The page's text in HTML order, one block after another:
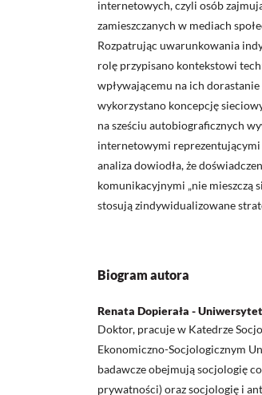
internetowych, czyli osób
zamieszczanych w mediach
Rozpatrując uwarunkowania
rolę przypisano kontekstowi
wpływającemu na ich
wykorzystano koncepcję
na sześciu autobiograficznych
internetowymi reprezentującymi
analiza dowiodła, że
komunikacyjnymi „nie mieszczą
stosują zindywidualizowane
Biogram autora
Renata Dopierała -
Doktor, pracuje w Katedrze
Ekonomiczno-Socjologicznym
badawcze obejmują socjologię
prywatności) oraz socjologię i